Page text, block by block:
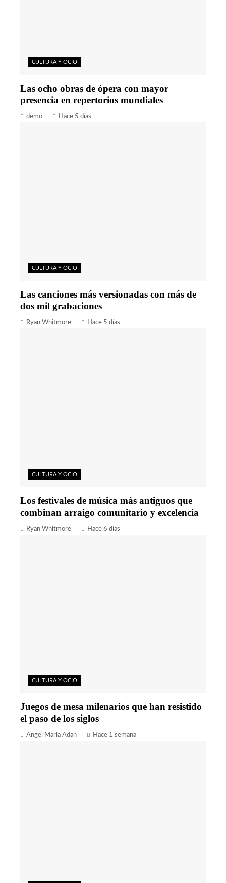
CULTURA Y OCIO
Las ocho obras de ópera con mayor
presencia en repertorios mundiales
demo Hace 5 días
CULTURA Y OCIO
Las canciones más versionadas con más de
dos mil grabaciones
Ryan Whitmore Hace 5 días
CULTURA Y OCIO
Los festivales de música más antiguos que
combinan arraigo comunitario y excelencia
Ryan Whitmore Hace 6 días
CULTURA Y OCIO
Juegos de mesa milenarios que han resistido
el paso de los siglos
Angel Maria Adan Hace 1 semana